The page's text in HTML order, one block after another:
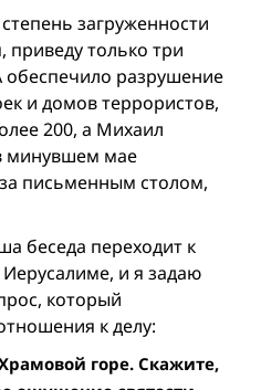
загруженности
приведу только три
разрушение
и домов террористов,
200, а Михаил
минувшем мае
письменным столом,
беседа переходит к
и я задаю
который
к делу:
горе. Скажите,